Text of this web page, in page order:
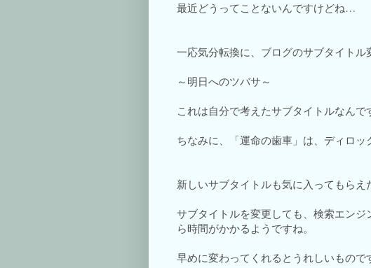
最近どうってことないんですけどね…
一応気分転換に、ブログのサブタイトル
～明日へのツバサ～
これは自分で考えたサブタイトルなんで
ちなみに、「運命の歯車」は、ディロ
新しいサブタイトルも気に入ってもらえ
サブタイトルを変更しても、検索エン
ら時間がかかるようですね。
早めに変わってくれるとうれしいもので